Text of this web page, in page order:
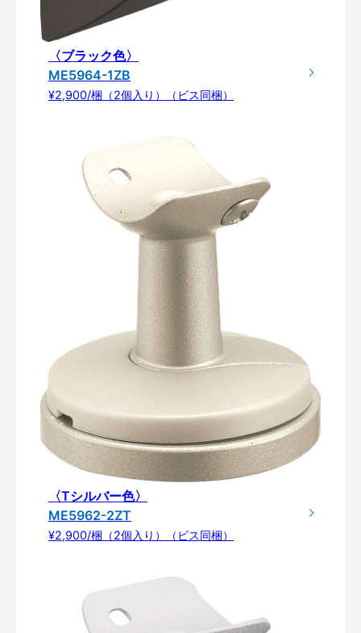
〈ブラック色〉
ME5964-1ZB
¥2,900/梱（2個入り）（ビス同梱）
〈Tシルバー色〉
ME5962-2ZT
¥2,900/梱（2個入り）（ビス同梱）